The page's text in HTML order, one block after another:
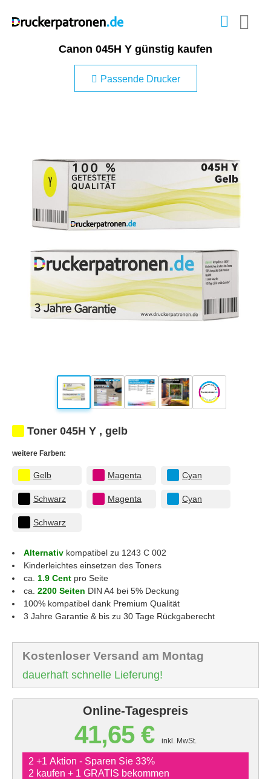
Canon 045H Y günstig kaufen
Passende Drucker
Toner 045H Y , gelb
weitere Farben:
Gelb Magenta Cyan
Schwarz Magenta Cyan
Schwarz
Alternativ kompatibel zu 1243 C 002
Kinderleichtes einsetzen des Toners
ca. 1.9 Cent pro Seite
ca. 2200 Seiten DIN A4 bei 5% Deckung
100% kompatibel dank Premium Qualität
3 Jahre Garantie & bis zu 30 Tage Rückgaberecht
Kostenloser Versand am Montag
dauerhaft schnelle Lieferung!
Online-Tagespreis
41,65 € inkl. MwSt.
2 +1 Aktion - Sparen Sie 33%
2 kaufen + 1 GRATIS bekommen